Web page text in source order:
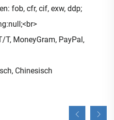
fob, cfr, cif, exw, ddp;
T, MoneyGram, PayPal,
Chinesisch